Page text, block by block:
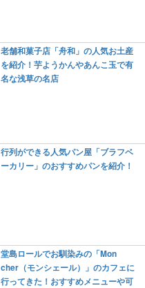
老舗和菓子店「舟和」の人気お土産
を紹介！芋ようかんやあんこ玉で有
名な浅草の名店
行列ができる人気パン屋「ブラフベ
ーカリー」のおすすめパンを紹介！
堂島ロールでお馴染みの「Mon
cher（モンシェール）」のカフェに
行ってきた！おすすめメニューや可